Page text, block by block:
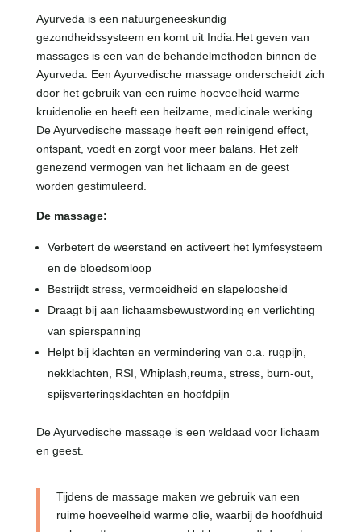
Ayurveda is een natuurgeneeskundig
gezondheidssysteem en komt uit India.Het geven van
massages is een van de behandelmethoden binnen de
Ayurveda. Een Ayurvedische massage onderscheidt zich
door het gebruik van een ruime hoeveelheid warme
kruidenolie en heeft een heilzame, medicinale werking.
De Ayurvedische massage heeft een reinigend effect,
ontspant, voedt en zorgt voor meer balans. Het zelf
genezend vermogen van het lichaam en de geest
worden gestimuleerd.
De massage:
Verbetert de weerstand en activeert het lymfesysteem
en de bloedsomloop
Bestrijdt stress, vermoeidheid en slapeloosheid
Draagt bij aan lichaamsbewustwording en verlichting
van spierspanning
Helpt bij klachten en vermindering van o.a. rugpijn,
nekklachten, RSI, Whiplash,reuma, stress, burn-out,
spijsverteringsklachten en hoofdpijn
De Ayurvedische massage is een weldaad voor lichaam
en geest.
Tijdens de massage maken we gebruik van een
ruime hoeveelheid warme olie, waarbij de hoofdhuid